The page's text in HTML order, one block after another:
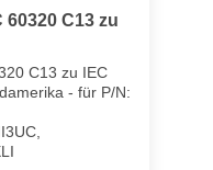
C13 zu
C13 zu IEC
- für P/N: